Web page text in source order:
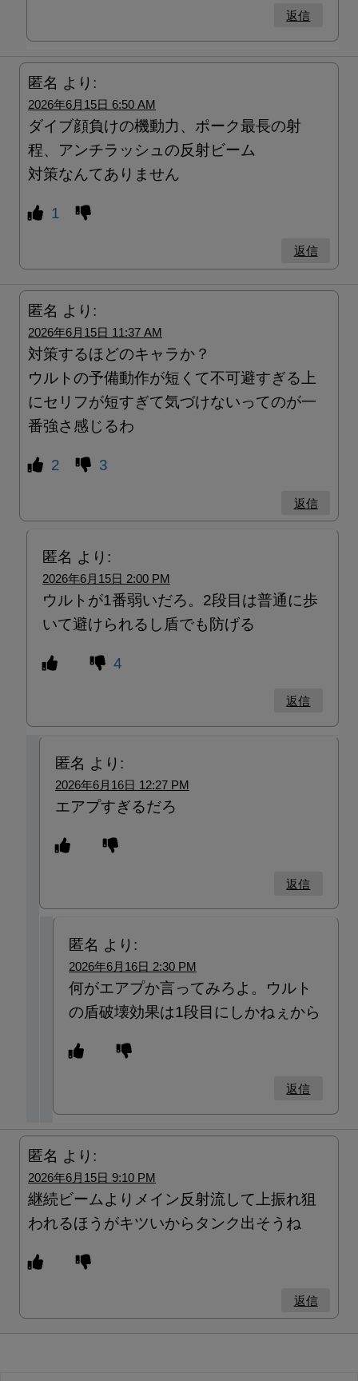
返信
匿名 より:
2026年6月15日 6:50 AM
ダイブ顔負けの機動力、ポーク最長の射
程、アンチラッシュの反射ビーム
対策なんてありません
1
返信
匿名 より:
2026年6月15日 11:37 AM
対策するほどのキャラか？
ウルトの予備動作が短くて不可避すぎる上
にセリフが短すぎて気づけないってのが一
番強さ感じるわ
2 3
返信
匿名 より:
2026年6月15日 2:00 PM
ウルトが1番弱いだろ。2段目は普通に歩
いて避けられるし盾でも防げる
4
返信
匿名 より:
2026年6月16日 12:27 PM
エアプすぎるだろ
返信
匿名 より:
2026年6月16日 2:30 PM
何がエアプか言ってみろよ。ウルト
の盾破壊効果は1段目にしかねぇから
返信
匿名 より:
2026年6月15日 9:10 PM
継続ビームよりメイン反射流して上振れ狙
われるほうがキツいからタンク出そうね
返信